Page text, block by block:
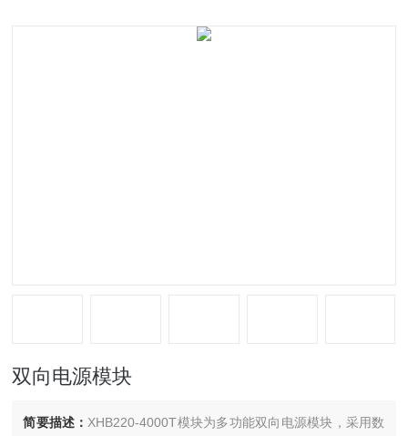
双向电源模块
简要描述： XHB220-4000T模块为多功能双向电源模块，采用数